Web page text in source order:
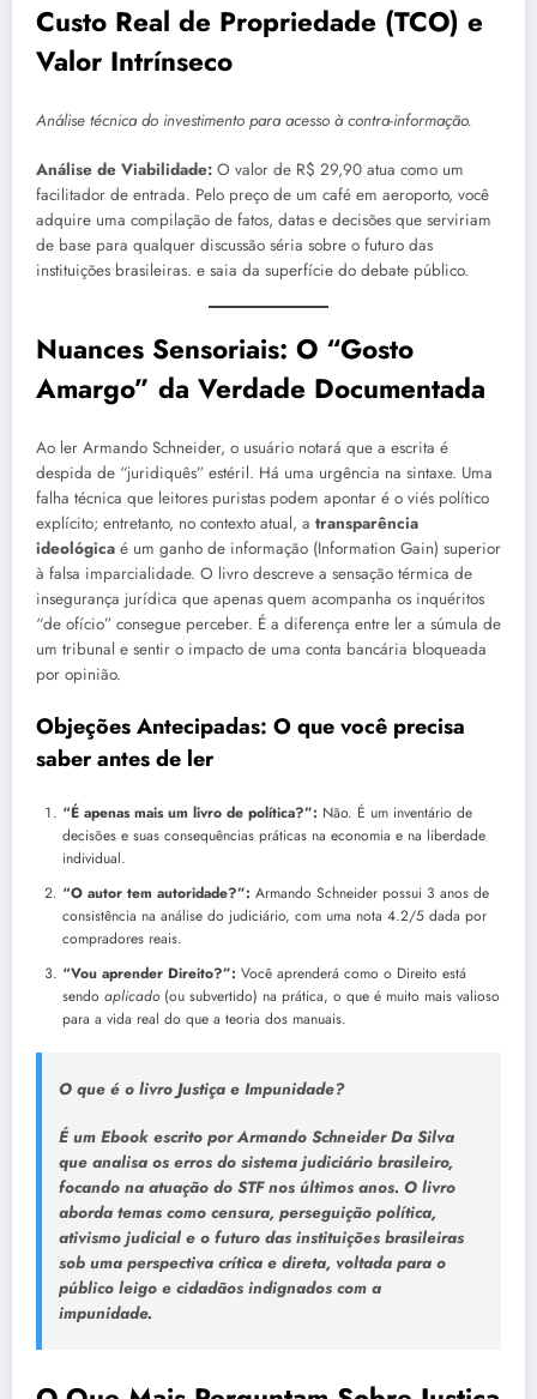
Custo Real de Propriedade (TCO) e
Valor Intrínseco
Análise técnica do investimento para acesso à contra-informação.
Análise de Viabilidade: O valor de R$ 29,90 atua como um
facilitador de entrada. Pelo preço de um café em aeroporto, você
adquire uma compilação de fatos, datas e decisões que serviriam
de base para qualquer discussão séria sobre o futuro das
instituições brasileiras. e saia da superfície do debate público.
Nuances Sensoriais: O “Gosto
Amargo” da Verdade Documentada
Ao ler Armando Schneider, o usuário notará que a escrita é
despida de “juridiquês” estéril. Há uma urgência na sintaxe. Uma
falha técnica que leitores puristas podem apontar é o viés político
explícito; entretanto, no contexto atual, a transparência
ideológica é um ganho de informação (Information Gain) superior
à falsa imparcialidade. O livro descreve a sensação térmica de
insegurança jurídica que apenas quem acompanha os inquéritos
“de ofício” consegue perceber. É a diferença entre ler a súmula de
um tribunal e sentir o impacto de uma conta bancária bloqueada
por opinião.
Objeções Antecipadas: O que você precisa
saber antes de ler
“É apenas mais um livro de política?”: Não. É um inventário de
decisões e suas consequências práticas na economia e na liberdade
individual.
“O autor tem autoridade?”: Armando Schneider possui 3 anos de
consistência na análise do judiciário, com uma nota 4.2/5 dada por
compradores reais.
“Vou aprender Direito?”: Você aprenderá como o Direito está
sendo aplicado(ou subvertido) na prática, o que é muito mais valioso
para a vida real do que a teoria dos manuais.
O que é o livro Justiça e Impunidade?
É um Ebook escrito por Armando Schneider Da Silva
que analisa os erros do sistema judiciário brasileiro,
focando na atuação do STF nos últimos anos. O livro
aborda temas como censura, perseguição política,
ativismo judicial e o futuro das instituições brasileiras
sob uma perspectiva crítica e direta, voltada para o
público leigo e cidadãos indignados com a
impunidade.